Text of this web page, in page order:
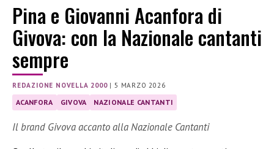
Pina e Giovanni Acanfora di
Givova: con la Nazionale cantanti
sempre
REDAZIONE NOVELLA 2000|5 MARZO 2026
ACANFORA GIVOVA NAZIONALE CANTANTI
Il brand Givova accanto alla Nazionale Cantanti